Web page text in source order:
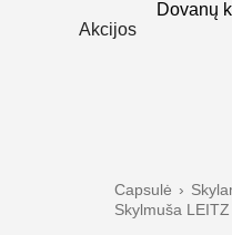
Dovanų
Akcijos
Capsulė ›
Skylmuša